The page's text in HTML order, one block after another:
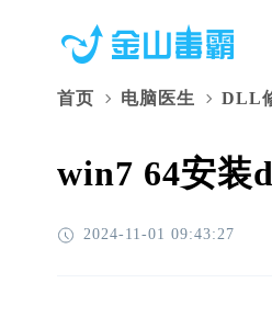
首页 电脑医生 DLL
win7 64安装
2024-11-01 09:43:27